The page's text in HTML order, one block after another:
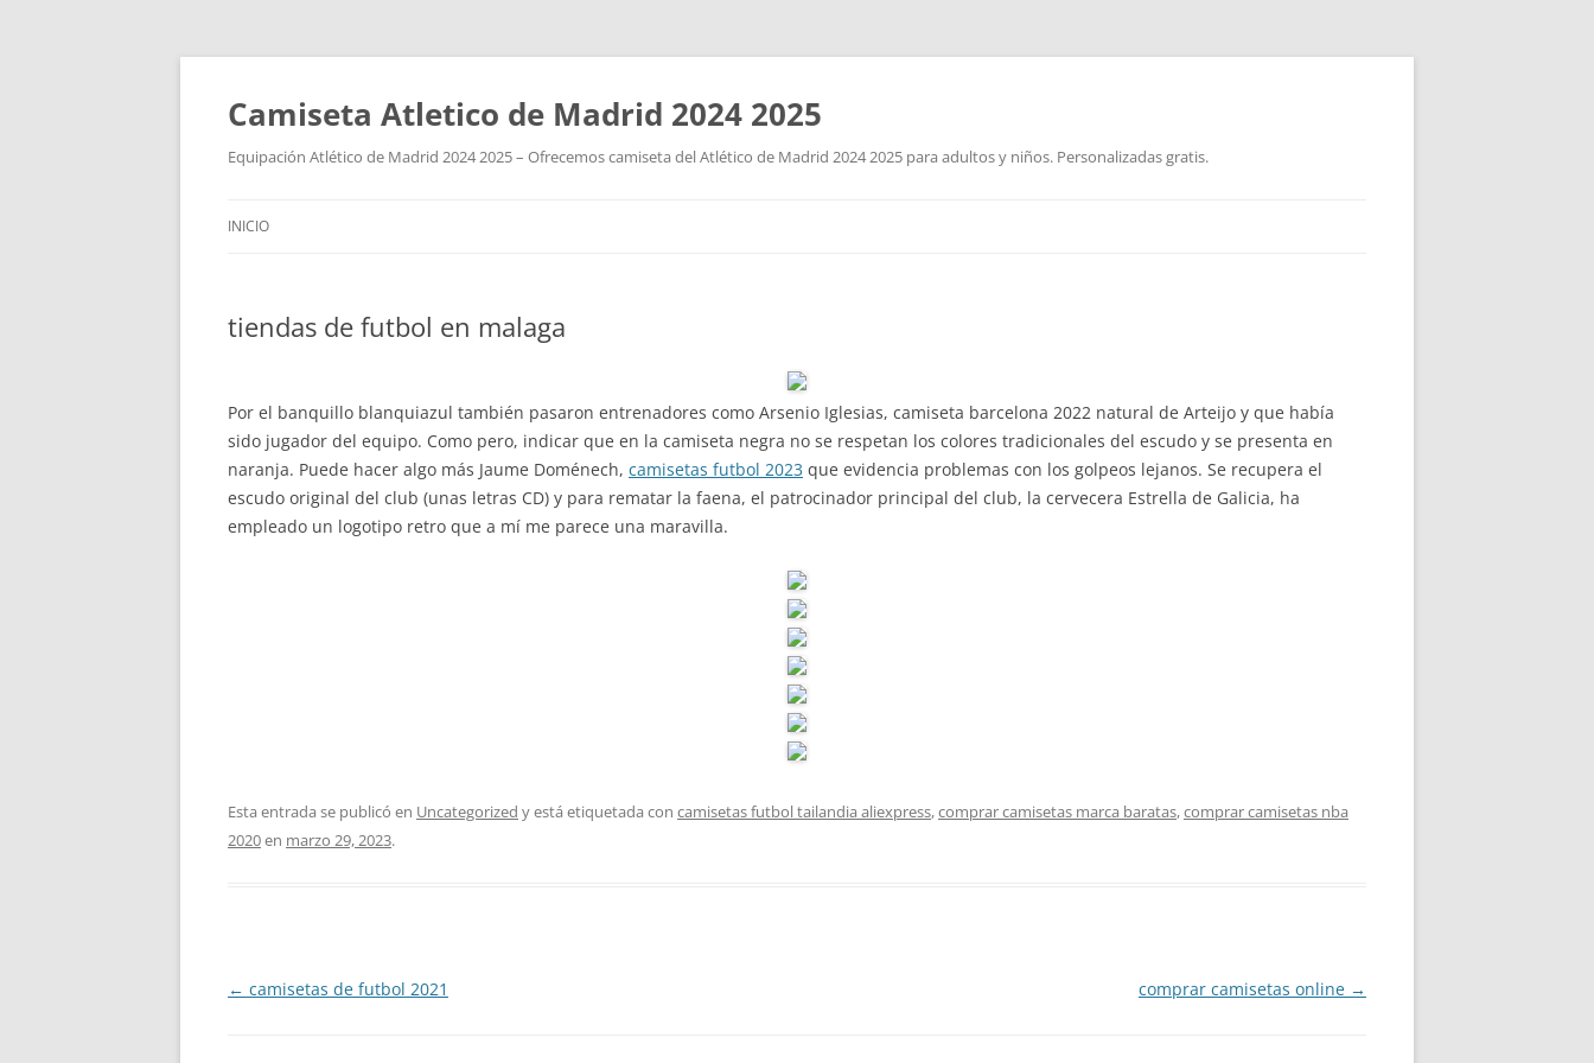
Camiseta Atletico de Madrid 2024 2025
Equipación Atlético de Madrid 2024 2025 – Ofrecemos camiseta del Atlético de Madrid 2024 2025 para adultos y niños. Personalizadas gratis.
INICIO
tiendas de futbol en malaga
Por el banquillo blanquiazul también pasaron entrenadores como Arsenio Iglesias, camiseta barcelona 2022 natural de Arteijo y que había
sido jugador del equipo. Como pero, indicar que en la camiseta negra no se respetan los colores tradicionales del escudo y se presenta en
naranja. Puede hacer algo más Jaume Doménech, camisetas futbol 2023 que evidencia problemas con los golpeos lejanos. Se recupera el
escudo original del club (unas letras CD) y para rematar la faena, el patrocinador principal del club, la cervecera Estrella de Galicia, ha
empleado un logotipo retro que a mí me parece una maravilla.
Esta entrada se publicó en Uncategorized y está etiquetada con camisetas futbol tailandia aliexpress,comprar camisetas marca baratas,comprar camisetas nba
2020en marzo 29, 2023.
Navegación
← camisetas de futbol 2021 comprar camisetas online →